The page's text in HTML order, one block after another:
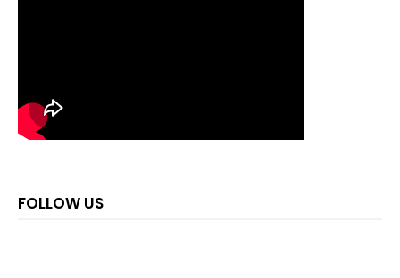
FOLLOW US